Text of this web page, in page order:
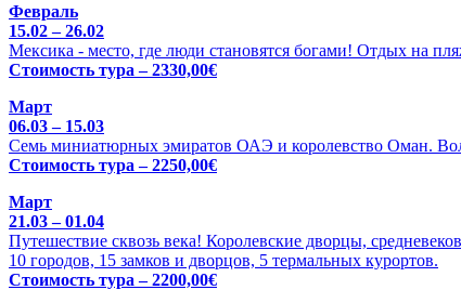
Февраль
15.02 – 26.02
Мексика - место, где люди становятся богами! Отдых на
Стоимость тура – 2330,00€
Март
06.03 – 15.03
Семь миниатюрных эмиратов ОАЭ и королевство Оман.
Стоимость тура – 2250,00€
Март
21.03 – 01.04
Путешествие сквозь века! Королевские дворцы,
10 городов, 15 замков и дворцов, 5 термальных курортов.
Стоимость тура – 2200,00€